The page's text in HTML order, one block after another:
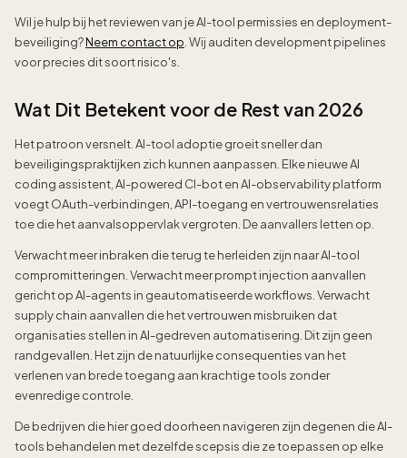
Wil je hulp bij het reviewen van je AI-tool permissies en deployment-
beveiliging?Neem contact op . Wij auditen development pipelines
voor precies dit soort risico's.
Wat Dit Betekent voor de Rest van 2026
Het patroon versnelt. AI-tool adoptie groeit sneller dan
beveiligingspraktijken zich kunnen aanpassen. Elke nieuwe AI
coding assistent, AI-powered CI-bot en AI-observability platform
voegt OAuth-verbindingen, API-toegang en vertrouwensrelaties
toe die het aanvalsoppervlak vergroten. De aanvallers letten op.
Verwacht meer inbraken die terug te herleiden zijn naar AI-tool
compromitteringen. Verwacht meer prompt injection aanvallen
gericht op AI-agents in geautomatiseerde workflows. Verwacht
supply chain aanvallen die het vertrouwen misbruiken dat
organisaties stellen in AI-gedreven automatisering. Dit zijn geen
randgevallen. Het zijn de natuurlijke consequenties van het
verlenen van brede toegang aan krachtige tools zonder
evenredige controle.
De bedrijven die hier goed doorheen navigeren zijn degenen die AI-
tools behandelen met dezelfde scepsis die ze toepassen op elke